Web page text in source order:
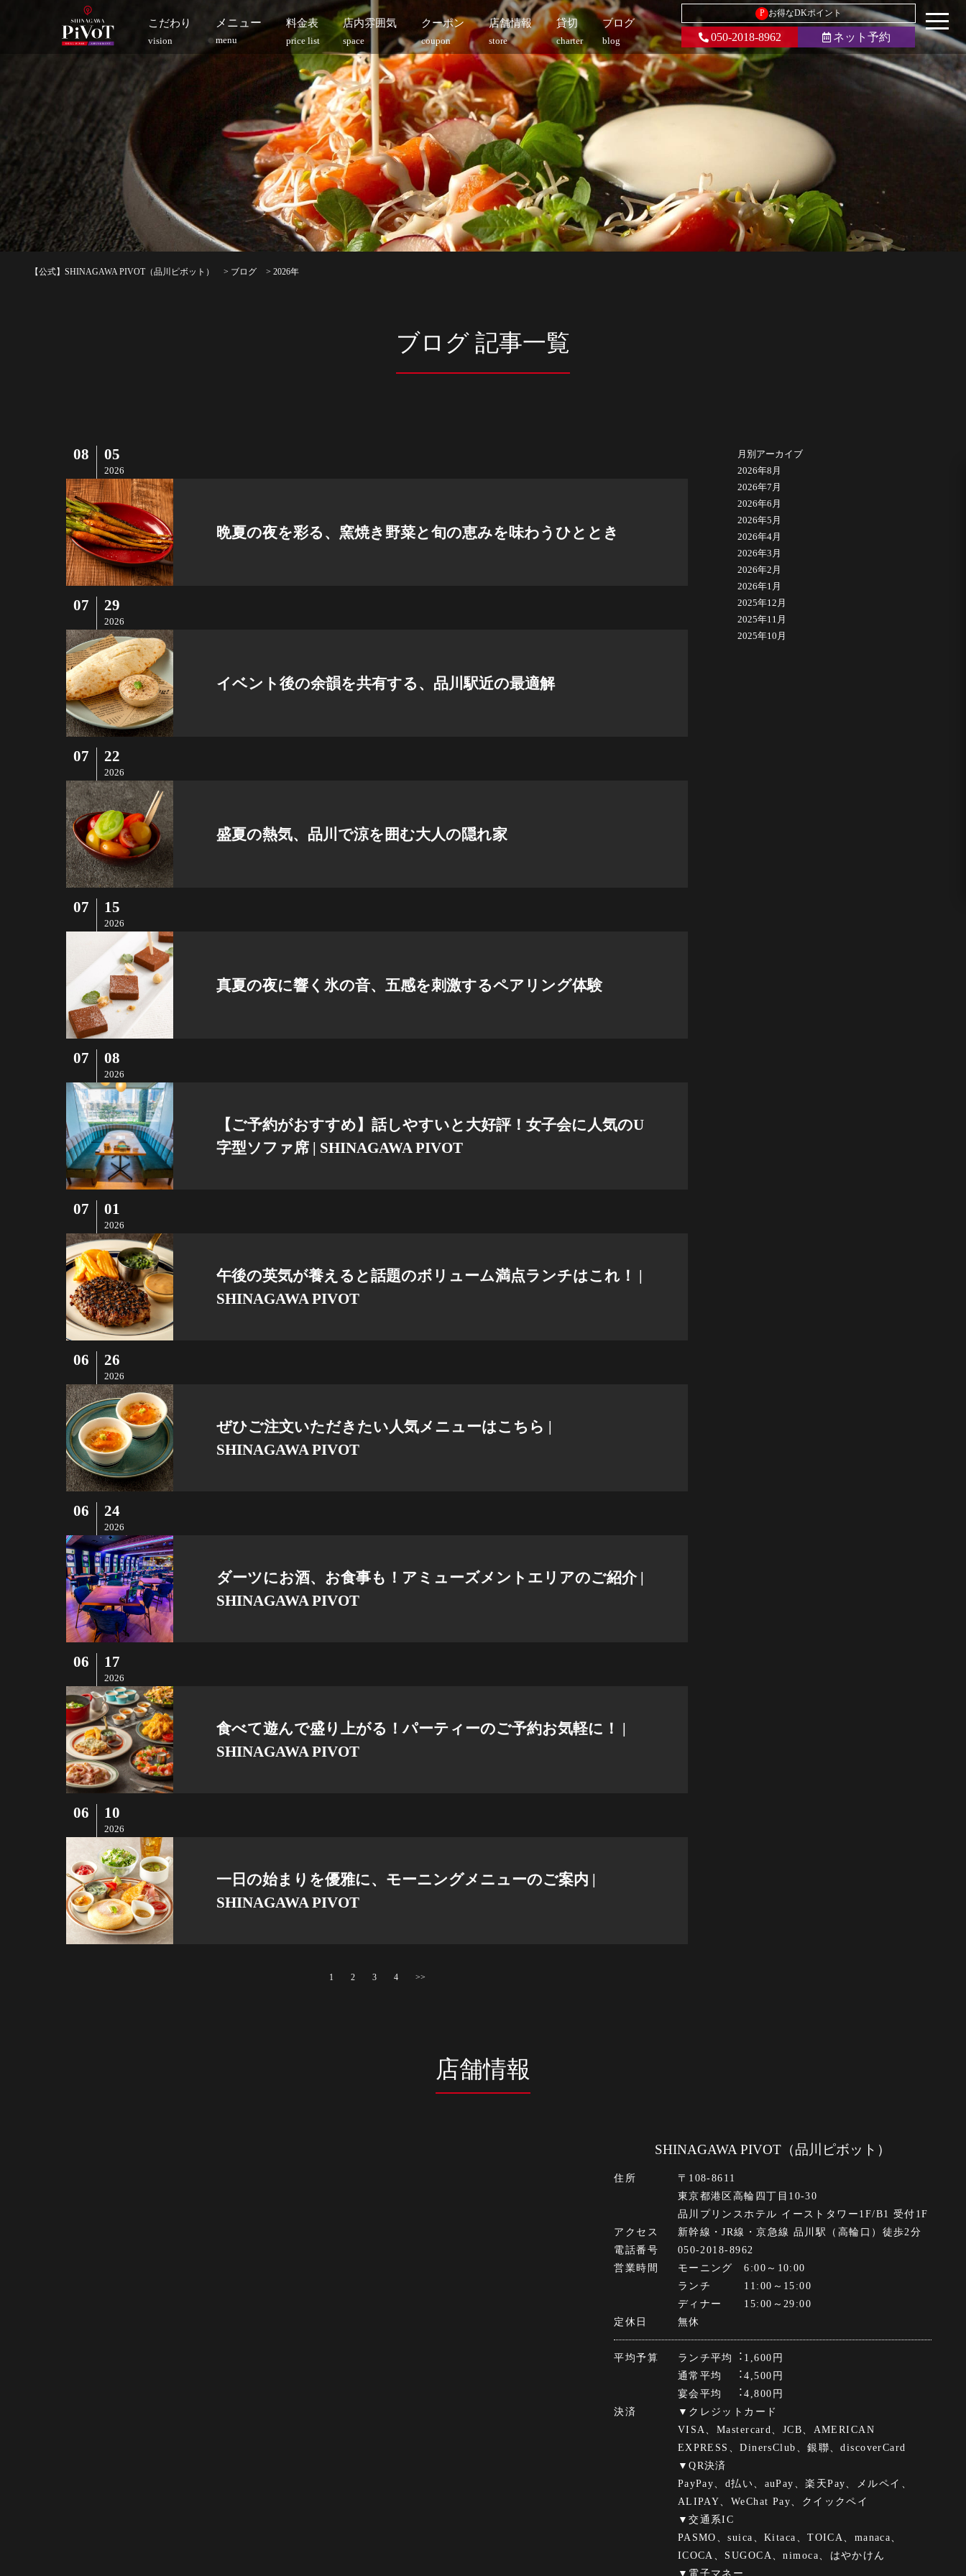
こだわり
vision
メニュー
menu
料金表
price list
店内雰囲気
space
クーポン
coupon
店舗情報
store
貸切
charter
ブログ
blog
P お得なDKポイント
050-2018-8962 ネット予約
【公式】SHINAGAWA PIVOT（品川ピボット） > ブログ > 2026年
ブログ 記事一覧
08 05
2026
晩夏の夜を彩る、窯焼き野菜と旬の恵みを味わうひととき
07 29
2026
イベント後の余韻を共有する、品川駅近の最適解
07 22
2026
盛夏の熱気、品川で涼を囲む大人の隠れ家
07 15
2026
真夏の夜に響く氷の音、五感を刺激するペアリング体験
07 08
2026
【ご予約がおすすめ】話しやすいと大好評！女子会に人気のU
字型ソファ席 | SHINAGAWA PIVOT
07 01
2026
午後の英気が養えると話題のボリューム満点ランチはこれ！ |
SHINAGAWA PIVOT
06 26
2026
ぜひご注文いただきたい人気メニューはこちら |
SHINAGAWA PIVOT
06 24
2026
ダーツにお酒、お食事も！アミューズメントエリアのご紹介 |
SHINAGAWA PIVOT
06 17
2026
食べて遊んで盛り上がる！パーティーのご予約お気軽に！ |
SHINAGAWA PIVOT
06 10
2026
一日の始まりを優雅に、モーニングメニューのご案内 |
SHINAGAWA PIVOT
1 2 3 4 >>
月別アーカイブ
2026年8月
2026年7月
2026年6月
2026年5月
2026年4月
2026年3月
2026年2月
2026年1月
2025年12月
2025年11月
2025年10月
店舗情報
SHINAGAWA PIVOT （品川ピボット）
住所
〒108-8611
東京都港区高輪四丁目10-30
品川プリンスホテル イーストタワー1F/B1 受付1F
アクセス
新幹線・JR線・京急線 品川駅（高輪口）徒歩2分
電話番号
050-2018-8962
営業時間
モーニング 6:00～10:00
ランチ 11:00～15:00
ディナー 15:00～29:00
定休日
無休
平均予算
ランチ平均︓1,600円
通常平均 ︓4,500円
宴会平均 ︓4,800円
決済
▼クレジットカード
VISA、Mastercard、JCB、AMERICAN
EXPRESS、DinersClub、銀聯、discoverCard
▼QR決済
PayPay、d払い、auPay、楽天Pay、メルペイ、
ALIPAY、WeChat Pay、クイックペイ
▼交通系IC
PASMO、suica、Kitaca、TOICA、manaca、
ICOCA、SUGOCA、nimoca、はやかけん
▼電子マネー